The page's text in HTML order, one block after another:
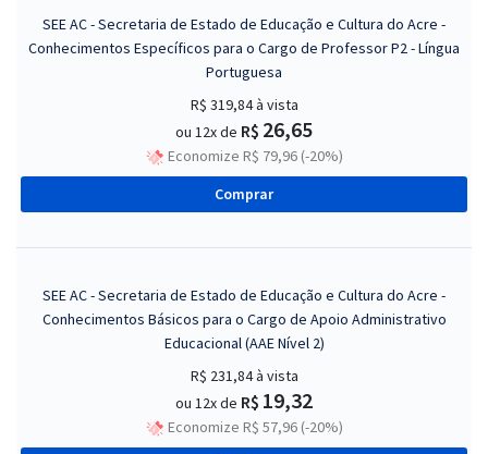
SEE AC - Secretaria de Estado de Educação e Cultura do Acre -
Conhecimentos Específicos para o Cargo de Professor P2 - Língua
Portuguesa
R$ 319,84à vista
ou 12x de R$ 26,65
Economize R$ 79,96 (-20%)
Comprar
SEE AC - Secretaria de Estado de Educação e Cultura do Acre -
Conhecimentos Básicos para o Cargo de Apoio Administrativo
Educacional (AAE Nível 2)
R$ 231,84à vista
ou 12x de R$ 19,32
Economize R$ 57,96 (-20%)